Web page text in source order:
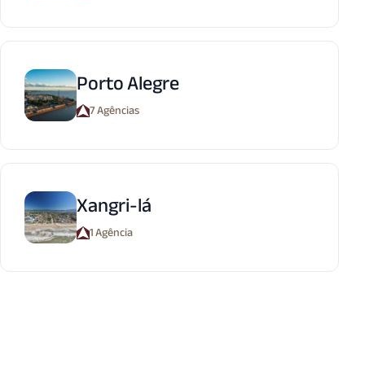
Porto Alegre
7 Agências
Xangri-lá
1 Agência